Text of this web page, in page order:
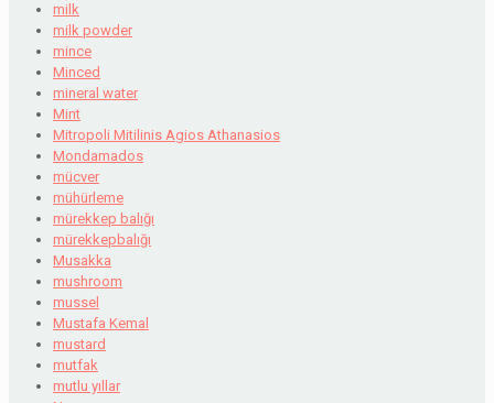
milk
milk powder
mince
Minced
mineral water
Mint
Mitropoli Mitilinis Agios Athanasios
Mondamados
mücver
mühürleme
mürekkep balığı
mürekkepbalığı
Musakka
mushroom
mussel
Mustafa Kemal
mustard
mutfak
mutlu yıllar